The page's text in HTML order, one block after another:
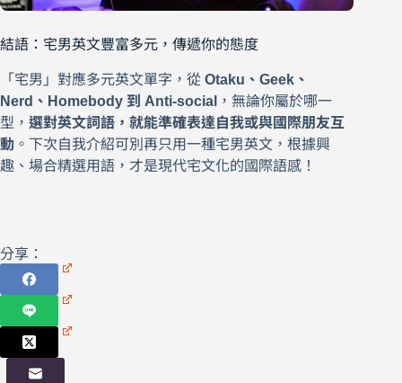
結語：宅男英文豐富多元，傳遞你的態度
「宅男」對應多元英文單字，從 Otaku、Geek、
Nerd、Homebody 到 Anti-social ，無論你屬於哪一
型， 選對英文詞語，就能準確表達自我或與國際朋友互
動 。下次自我介紹可別再只用一種宅男英文，根據興
趣、場合精選用語，才是現代宅文化的國際語感！
分享：